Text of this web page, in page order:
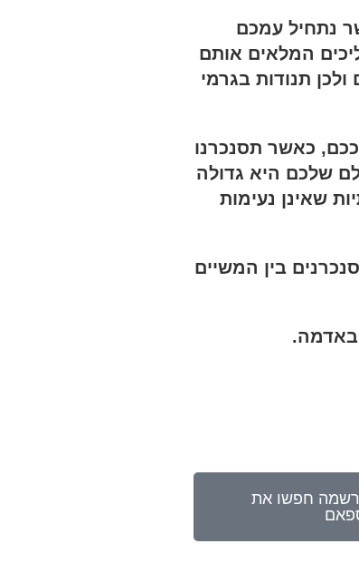
נתחיל עמכם
המלאים אותם
תנודות בגרמי
כאשר תסנכרנו
שלכם היא גדולה
שאינן נעימות
בין המשיים
לאחר ההרשמה חפשו את